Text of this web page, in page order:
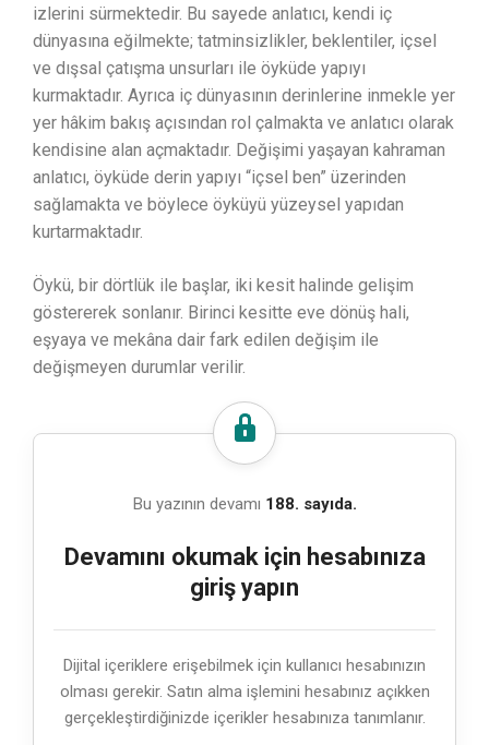
izlerini sürmektedir. Bu sayede anlatıcı, kendi iç
dünyasına eğilmekte; tatminsizlikler, beklentiler, içsel
ve dışsal çatışma unsurları ile öyküde yapıyı
kurmaktadır. Ayrıca iç dünyasının derinlerine inmekle yer
yer hâkim bakış açısından rol çalmakta ve anlatıcı olarak
kendisine alan açmaktadır. Değişimi yaşayan kahraman
anlatıcı, öyküde derin yapıyı “içsel ben” üzerinden
sağlamakta ve böylece öyküyü yüzeysel yapıdan
kurtarmaktadır.
Öykü, bir dörtlük ile başlar, iki kesit halinde gelişim
göstererek sonlanır. Birinci kesitte eve dönüş hali,
eşyaya ve mekâna dair fark edilen değişim ile
değişmeyen durumlar verilir.
Bu yazının devamı 188. sayıda.
Devamını okumak için hesabınıza
giriş yapın
Dijital içeriklere erişebilmek için kullanıcı hesabınızın
olması gerekir. Satın alma işlemini hesabınız açıkken
gerçekleştirdiğinizde içerikler hesabınıza tanımlanır.